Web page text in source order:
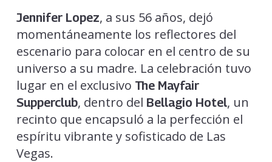
Jennifer Lopez, a sus 56 años, dejó
momentáneamente los reflectores del
escenario para colocar en el centro de su
universo a su madre. La celebración tuvo
lugar en el exclusivo The Mayfair
Supperclub, dentro del Bellagio Hotel, un
recinto que encapsuló a la perfección el
espíritu vibrante y sofisticado de Las
Vegas.